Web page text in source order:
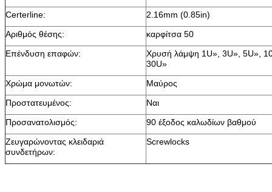
Certerline:
2.16mm (0.85in)
Αριθμός θέσης:
καρφίτσα 50
Επένδυση επαφών:
Χρυσή λάμψη 1U», 3U», 5U»,
30U»
Χρώμα μονωτών:
Μαύρος
Προστατευμένος:
Ναι
Προσανατολισμός:
90 έξοδος καλωδίων βαθμού
Ζευγαρώνοντας κλειδαριά
συνδετήρων:
Screwlocks